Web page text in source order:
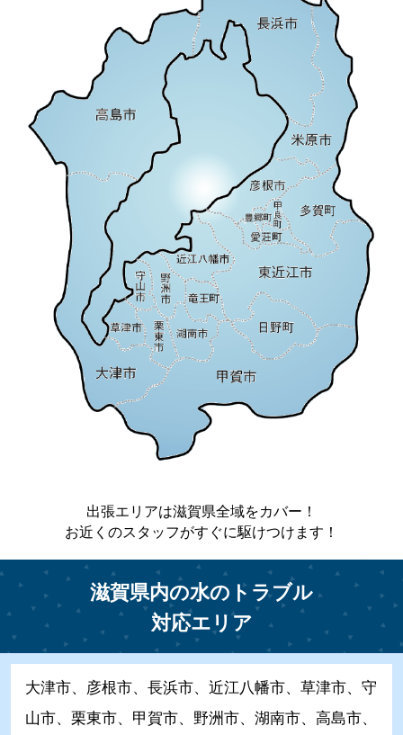
出張エリアは滋賀県全域をカバー！
お近くのスタッフがすぐに駆けつけます！
滋賀県内の水のトラブル
対応エリア
大津市、彦根市、長浜市、近江八幡市、草津市、守
山市、栗東市、甲賀市、野洲市、湖南市、高島市、